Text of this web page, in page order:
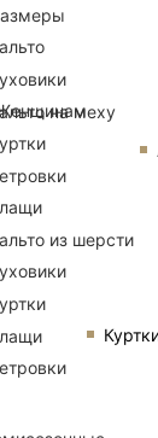
на меху
из шерсти